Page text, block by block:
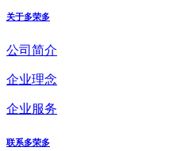
关于多荣多
公司简介
企业理念
企业服务
联系多荣多